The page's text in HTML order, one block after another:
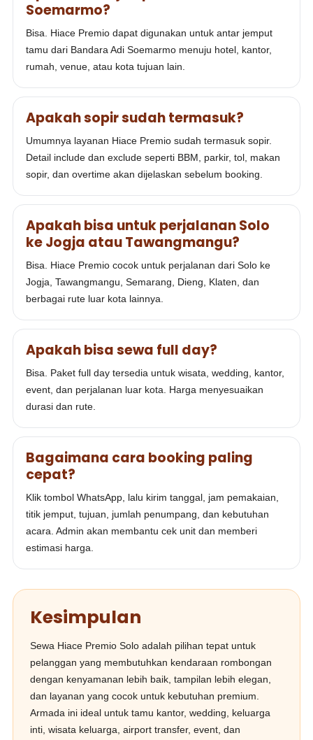
Soemarmo?
Bisa. Hiace Premio dapat digunakan untuk antar jemput
tamu dari Bandara Adi Soemarmo menuju hotel, kantor,
rumah, venue, atau kota tujuan lain.
Apakah sopir sudah termasuk?
Umumnya layanan Hiace Premio sudah termasuk sopir.
Detail include dan exclude seperti BBM, parkir, tol, makan
sopir, dan overtime akan dijelaskan sebelum booking.
Apakah bisa untuk perjalanan Solo
ke Jogja atau Tawangmangu?
Bisa. Hiace Premio cocok untuk perjalanan dari Solo ke
Jogja, Tawangmangu, Semarang, Dieng, Klaten, dan
berbagai rute luar kota lainnya.
Apakah bisa sewa full day?
Bisa. Paket full day tersedia untuk wisata, wedding, kantor,
event, dan perjalanan luar kota. Harga menyesuaikan
durasi dan rute.
Bagaimana cara booking paling
cepat?
Klik tombol WhatsApp, lalu kirim tanggal, jam pemakaian,
titik jemput, tujuan, jumlah penumpang, dan kebutuhan
acara. Admin akan membantu cek unit dan memberi
estimasi harga.
Kesimpulan
Sewa Hiace Premio Solo adalah pilihan tepat untuk
pelanggan yang membutuhkan kendaraan rombongan
dengan kenyamanan lebih baik, tampilan lebih elegan,
dan layanan yang cocok untuk kebutuhan premium.
Armada ini ideal untuk tamu kantor, wedding, keluarga
inti, wisata keluarga, airport transfer, event, dan